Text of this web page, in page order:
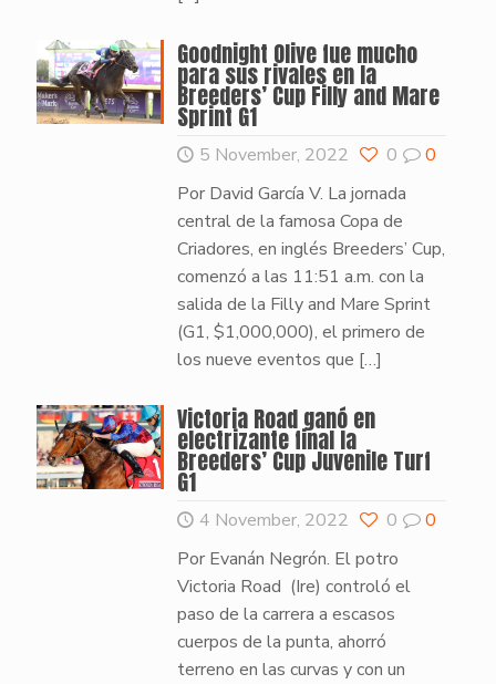
Goodnight Olive fue mucho
para sus rivales en la
Breeders’ Cup Filly and Mare
Sprint G1
5 November, 2022 0
0
Por David García V. La jornada
central de la famosa Copa de
Criadores, en inglés Breeders’ Cup,
comenzó a las 11:51 a.m. con la
salida de la Filly and Mare Sprint
(G1, $1,000,000), el primero de
los nueve eventos que […]
Victoria Road ganó en
electrizante final la
Breeders’ Cup Juvenile Turf
G1
4 November, 2022 0
0
Por Evanán Negrón. El potro
Victoria Road (Ire) controló el
paso de la carrera a escasos
cuerpos de la punta, ahorró
terreno en las curvas y con un